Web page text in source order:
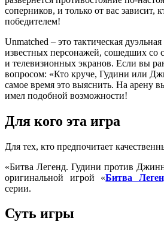
соперников, и только от вас зависит,
победителем!
Unmatched – это тактическая
известных персонажей, сошедших со
и телевизионных экранов. Если вы
вопросом: «Кто круче, Гудини или
самое время это выяснить. На арену
имел подобной возможности!
Для кого эта игра
Для тех, кто предпочитает
«Битва Легенд. Гудини против
оригинальной игрой «Битва
серии.
Суть игры